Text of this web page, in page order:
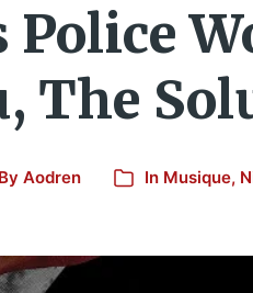
Police
The
By Aodren In Musique,